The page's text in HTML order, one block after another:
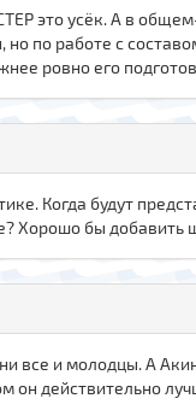
это усёк. А в
по работе с
ровно его
Когда будут
Хорошо бы
все и молодцы. А
он действительно